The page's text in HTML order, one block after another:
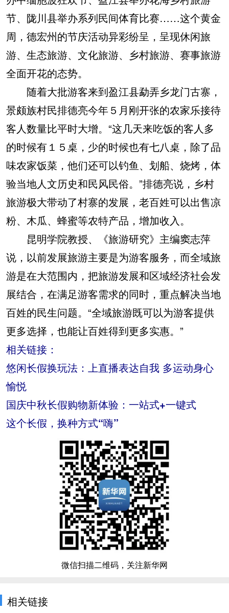
节、陇川县举办系列民间体育比赛……这个黄金
周，德宏州的节庆活动异彩纷呈，呈现休闲旅
游、生态旅游、文化旅游、乡村旅游、赛事旅游
全面开花的态势。
随着大批游客来到盈江县勐弄乡龙门古寨，
景颇族村民排德亮今年５月刚开张的农家乐接待
客人数量比平时大增。“这几天来吃饭的客人多
的时候有１５桌，少的时候也有七八桌，除了品
味农家饭菜，他们还可以钓鱼、划船、烧烤，体
验当地人文历史和民风民俗。”排德亮说，乡村
旅游极大带动了村寨的发展，老百姓可以出售凉
粉、木瓜、蜂蜜等农特产品，增加收入。
昆明学院教授、《旅游研究》主编窦志萍
说，以前发展旅游主要是为游客服务，而全域旅
游是在大范围内，把旅游发展和区域经济社会发
展结合，在满足游客需求的同时，重点解决当地
百姓的民生问题。“全域旅游既可以为游客提供
更多选择，也能让百姓得到更多实惠。”
相关链接：
悠闲长假换玩法：上直播表达自我 多运动身心
愉悦
国庆中秋长假购物新体验：一站式+一键式
这个长假，换种方式“嗨”
微信扫描二维码，关注新华网
相关链接